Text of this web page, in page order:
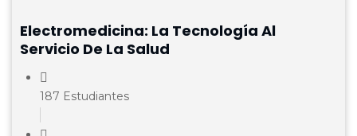
Electromedicina: La Tecnología Al
Servicio De La Salud
187 Estudiantes